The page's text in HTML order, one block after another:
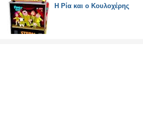
Η Ρία και ο Κουλοχέρης